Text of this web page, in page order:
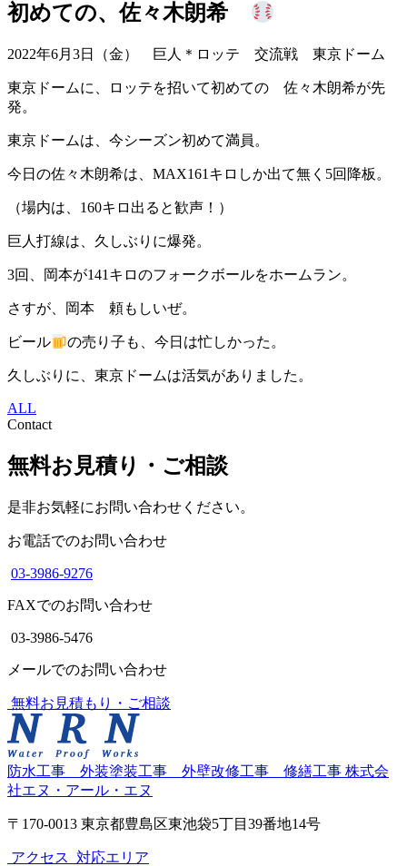
初めての、佐々木朗希
2022年6月3日（金） 巨人＊ロッテ 交流戦 東京ドーム
東京ドームに、ロッテを招いて初めての 佐々木朗希が先
発。
東京ドームは、今シーズン初めて満員。
今日の佐々木朗希は、MAX161キロしか出て無く5回降板。
（場内は、160キロ出ると歓声！）
巨人打線は、久しぶりに爆発。
3回、岡本が141キロのフォークボールをホームラン。
さすが、岡本 頼もしいぜ。
ビール の売り子も、今日は忙しかった。
久しぶりに、東京ドームは活気がありました。
ALL
Contact
無料お見積り・ご相談
是非お気軽にお問い合わせください。
お電話でのお問い合わせ
03-3986-9276
FAXでのお問い合わせ
03-3986-5476
メールでのお問い合わせ
無料お見積もり・ご相談
防水工事 外装塗装工事 外壁改修工事 修繕工事 株式会
社エヌ・アール・エヌ
〒170-0013 東京都豊島区東池袋5丁目39番地14号
アクセス 対応エリア